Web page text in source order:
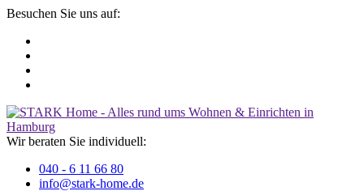
Besuchen Sie uns auf:
Wir beraten Sie individuell:
040 - 6 11 66 80
info@stark-home.de